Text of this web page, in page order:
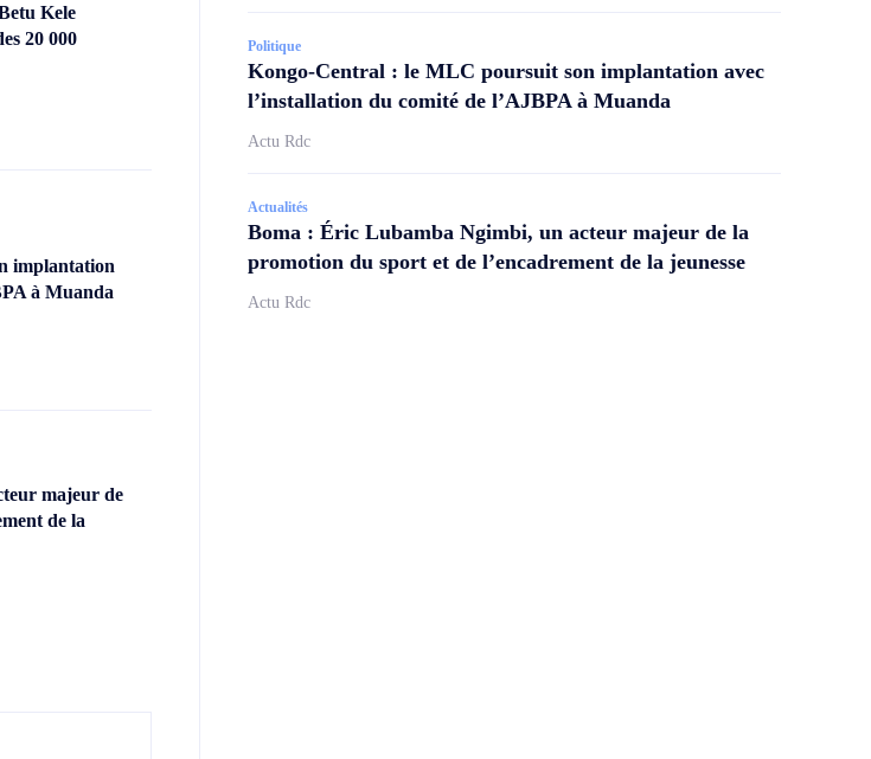
Kele
20 000
implantation
à Muanda
majeur de
de la
Politique
Kongo-Central : le MLC poursuit son implantation avec
l’installation du comité de l’AJBPA à Muanda
Actu Rdc
Actualités
Boma : Éric Lubamba Ngimbi, un acteur majeur de la
promotion du sport et de l’encadrement de la jeunesse
Actu Rdc